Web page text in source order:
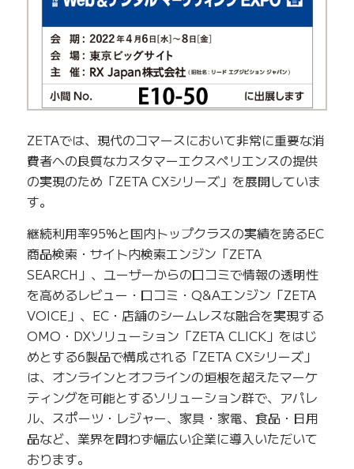
ZETAでは、現代のコマースにおいて非常に重要な消
費者への良質なカスタマーエクスペリエンスの提供
の実現のため「ZETA CXシリーズ」を展開していま
す。
継続利用率95%と国内トップクラスの実績を誇るEC
商品検索・サイト内検索エンジン「ZETA
SEARCH」、ユーザーからの口コミで情報の透明性
を高めるレビュー・口コミ・Q&Aエンジン「ZETA
VOICE」、EC・店舗のシームレスな融合を実現する
OMO・DXソリューション「ZETA CLICK」をはじ
めとする6製品で構成される「ZETA CXシリーズ」
は、オンラインとオフラインの垣根を超えたマーケ
ティングを可能とするソリューション群で、アパレ
ル、スポーツ・レジャー、家具・家電、食品・日用
品など、業界を問わず幅広い企業に導入いただいて
おります。